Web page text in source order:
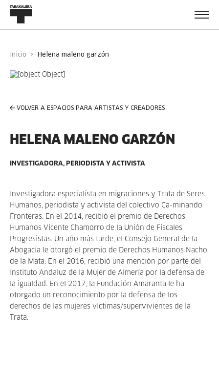
Inicio helena maleno garzón
VOLVER A ESPACIOS PARA ARTISTAS Y CREADORES
HELENA MALENO GARZÓN
INVESTIGADORA, PERIODISTA Y ACTIVISTA
Investigadora especialista en migraciones y Trata de Seres
Humanos, periodista y activista del colectivo Ca-minando
Fronteras. En el 2014, recibió el premio de Derechos
Humanos Vicente Chamorro de la Unión de Fiscales
Progresistas. Un año más tarde, el Consejo General de la
Abogacía le otorgó el premio de Derechos Humanos Nacho
de la Mata. En el 2016, recibió una mención por parte del
Instituto Andaluz de la Mujer de Almería por la defensa de
la igualdad. En el 2017, la Fundación Amaranta le ha
otorgado un reconocimiento por la defensa de los
derechos de las mujeres víctimas/supervivientes de la
Trata.